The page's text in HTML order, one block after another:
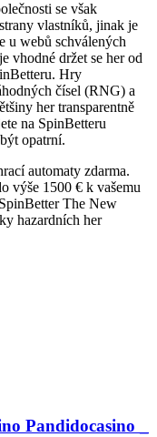
se však
vlastníků, jinak je
u webů schválených
vhodné držet se her od
Hry
čísel (RNG) a
her transparentně
na SpinBetteru
opatrní.
automaty zdarma.
výše 1500 € k vašemu
The New
hazardních her
Pandidocasino _